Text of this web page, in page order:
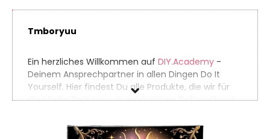
Kerzenherstellung
Metallverarbeitung
Nähbedarf
Papierbasteln
Partyzubehör
Schreibwaren
Tmboryuu
Ein herzliches Willkommen auf DIY.Academy -
Deinem Ansprechpartner in allen Dingen Do It
Yourself. Hier findest Du alle Produkte, die wir für
die Marke Tmboryuu in zahlreichen Online-Shops
Produkte ganz einfach. Gleichzeitig vergleichen wir